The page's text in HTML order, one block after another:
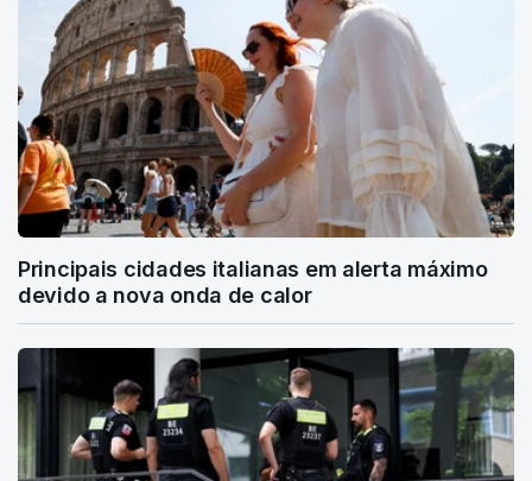
Principais cidades italianas em alerta máximo
devido a nova onda de calor